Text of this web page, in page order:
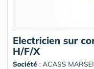
Electricien sur
H/F/X
Société : ACASS